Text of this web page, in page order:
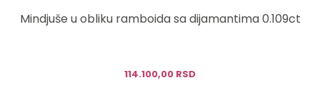
Mindjuše u obliku ramboida sa dijamantima 0.109ct
114.100,00 RSD